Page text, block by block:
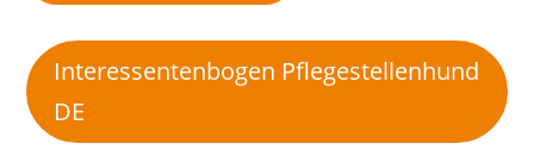
Interessentenbogen Pflegestellenhund
DE